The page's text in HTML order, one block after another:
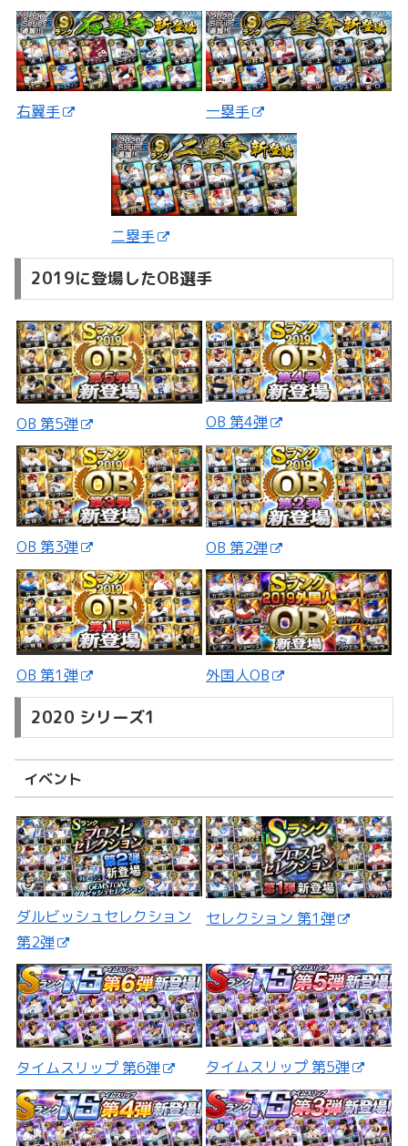
右翼手 一塁手
二塁手
2019に登場したOB選手
OB 第5弾 OB 第4弾
OB 第3弾 OB 第2弾
OB 第1弾 外国人OB
2020 シリーズ1
イベント
ダルビッシュセレクション
第2弾
セレクション 第1弾
タイムスリップ 第6弾 タイムスリップ 第5弾